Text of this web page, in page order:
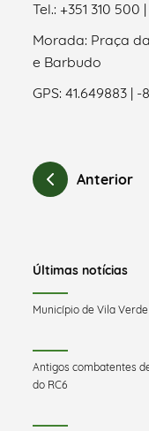
Tel.: +351 310 500
Morada: Praça
e Barbudo
GPS: 41.649883 | -
Anterior
Últimas notícias
Município de Vila
Antigos combatentes
do RC6